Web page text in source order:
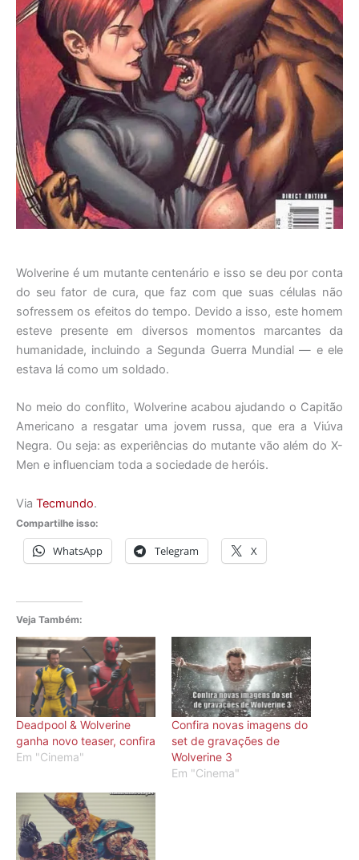
Wolverine é um mutante centenário e isso se deu por conta
do seu fator de cura, que faz com que suas células não
sofressem os efeitos do tempo. Devido a isso, este homem
esteve presente em diversos momentos marcantes da
humanidade, incluindo a Segunda Guerra Mundial — e ele
estava lá como um soldado.
No meio do conflito, Wolverine acabou ajudando o Capitão
Americano a resgatar uma jovem russa, que era a Viúva
Negra. Ou seja: as experiências do mutante vão além do X-
Men e influenciam toda a sociedade de heróis.
Via Tecmundo.
Compartilhe isso:
WhatsApp Telegram X
Veja Também:
Deadpool & Wolverine
ganha novo teaser, confira
Em "Cinema"
Confira novas imagens do
set de gravações de
Wolverine 3
Em "Cinema"